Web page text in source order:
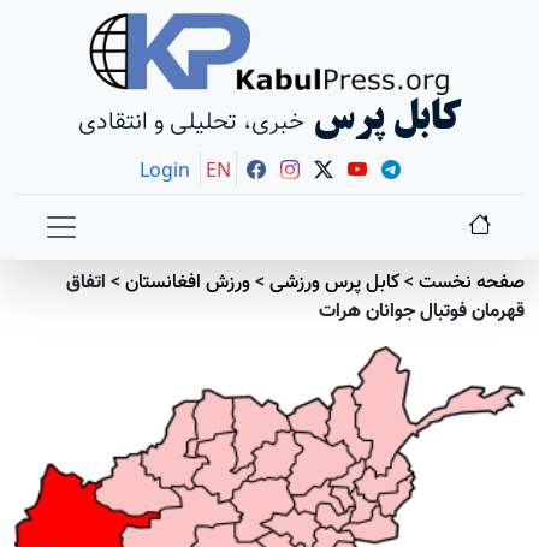
کابل پرس خبری، تحلیلی و انتقادی
Login EN
صفحه نخست>کابل پرس ورزشی>ورزش افغانستان> اتفاق
قهرمان فوتبال جوانان هرات